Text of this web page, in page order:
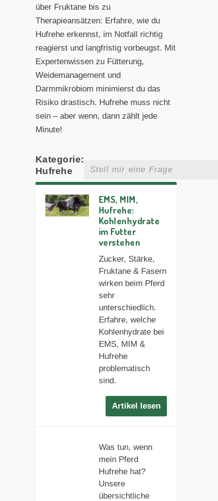
über Fruktane bis zu
Therapieansätzen: Erfahre, wie du
Hufrehe erkennst, im Notfall richtig
reagierst und langfristig vorbeugst. Mit
Expertenwissen zu Fütterung,
Weidemanagement und
Darmmikrobiom minimierst du das
Risiko drastisch. Hufrehe muss nicht
sein – aber wenn, dann zählt jede
Minute!
Kategorie:
Hufrehe
EMS, MIM,
Hufrehe:
Kohlenhydrate
im Futter
verstehen
Zucker, Stärke,
Fruktane & Fasern
wirken beim Pferd
sehr
unterschiedlich.
Erfahre, welche
Kohlenhydrate bei
EMS, MIM &
Hufrehe
problematisch
sind.
Artikel lesen
Was tun, wenn
mein Pferd
Hufrehe hat?
Unsere
übersichtliche